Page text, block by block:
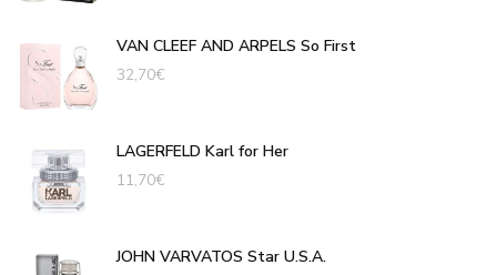
VAN CLEEF AND ARPELS So First
32,70€
LAGERFELD Karl for Her
11,70€
JOHN VARVATOS Star U.S.A.